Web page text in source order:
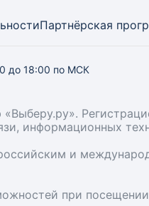
Партнёрская
до 18:00 по МСК
«Выберу.ру».
информационных
и
при